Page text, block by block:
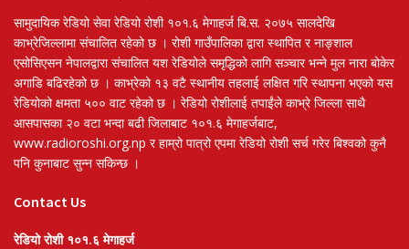
सामुदायिक रेडियो सेवा रेडियो रोशी १०१.६ मेगाहर्ज बि.स. २०७५ सालदेखि
काभ्रेजिल्लामा संचालित रहेको छ । रोशी गाउँपालिका द्वारा स्थापित र नाङ्शाल
एसोसिएसन नेपालद्वारा संचालित यश रेडियोले समृद्धिको लागि सञ्चार भन्ने मुल नारा बोकेर
अगाडि बढिरहेको छ । काभ्रेको १३ वटै स्थानीय तहलाई लक्षित गरि स्थापना भएको यस
रेडियोको क्षमता ५०० वाट रहेको छ । रेडियो रोशीलाई तपाईंले काभ्रे जिल्ला साथै
आसपासका २० वटा भन्दा बढी जिलाबाट १०१.६ मेगाहर्जबाट,
www.radioroshi.org.np र हाम्रो पात्रो एपमा रेडियो रोशी सर्च गरेर बिश्वको कुनै
पनि कुनाबाट सुन्न सकिन्छ ।
Contact Us
रेडियो रोशी १०१.६ मेगाहर्ज